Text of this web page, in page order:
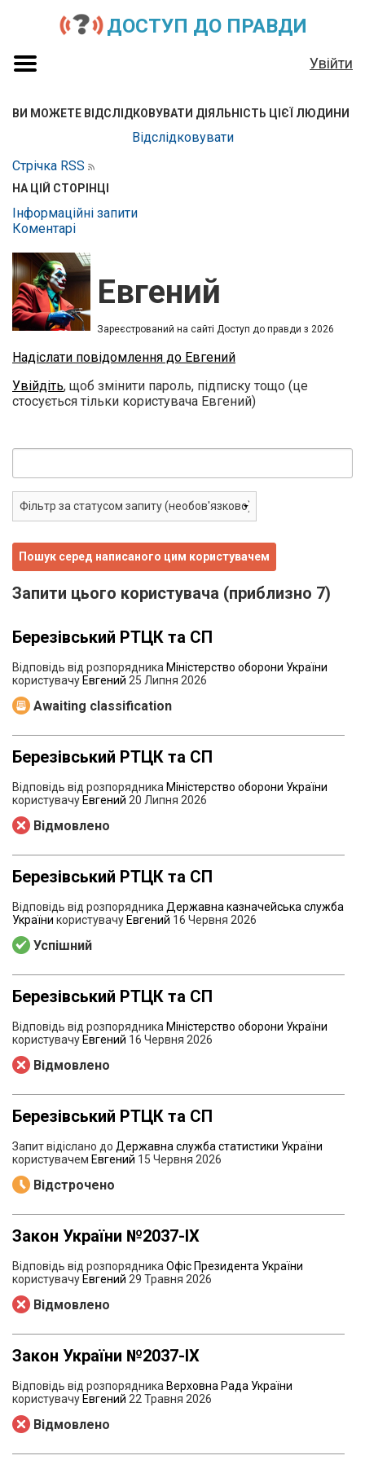
ДОСТУП ДО ПРАВДИ
Увійти
ВИ МОЖЕТЕ ВІДСЛІДКОВУВАТИ ДІЯЛЬНІСТЬ ЦІЄЇ ЛЮДИНИ
Відслідковувати
Стрічка RSS
НА ЦІЙ СТОРІНЦІ
Інформаційні запити
Коментарі
Евгений
Зареєстрований на сайті Доступ до правди з 2026
Надіслати повідомлення до Евгений
Увійдіть, щоб змінити пароль, підписку тощо (це
стосується тільки користувача Евгений)
Запити цього користувача (приблизно 7)
Березівський РТЦК та СП
Відповідь від розпорядника Міністерство оборони України
користувачуЕвгений 25 Липня 2026
Awaiting classification
Березівський РТЦК та СП
Відповідь від розпорядника Міністерство оборони України
користувачуЕвгений 20 Липня 2026
Відмовлено
Березівський РТЦК та СП
Відповідь від розпорядника Державна казначейська служба
України користувачуЕвгений 16 Червня 2026
Успішний
Березівський РТЦК та СП
Відповідь від розпорядника Міністерство оборони України
користувачуЕвгений 16 Червня 2026
Відмовлено
Березівський РТЦК та СП
Запит відіслано до Державна служба статистики України
користувачем Евгений 15 Червня 2026
Відстрочено
Закон України №2037-lX
Відповідь від розпорядника Офіс Президента України
користувачуЕвгений 29 Травня 2026
Відмовлено
Закон України №2037-lX
Відповідь від розпорядника Верховна Рада України
користувачуЕвгений 22 Травня 2026
Відмовлено